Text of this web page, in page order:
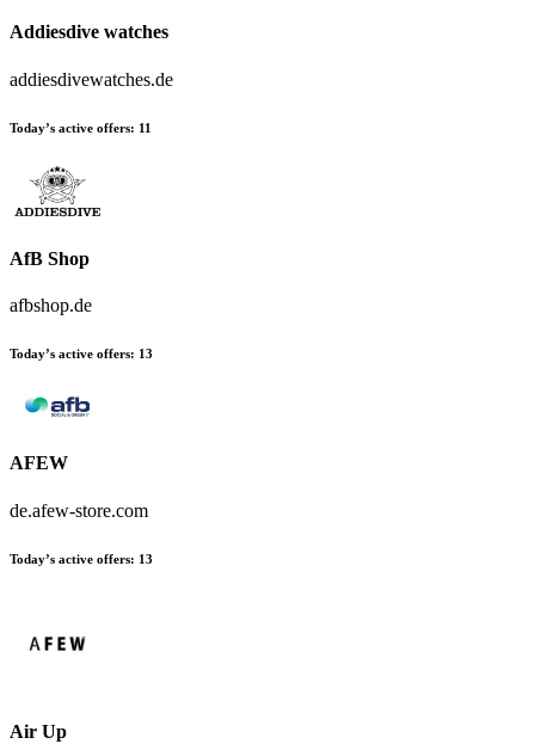
Addiesdive watches
addiesdivewatches.de
Today’s active offers: 11
AfB Shop
afbshop.de
Today’s active offers: 13
AFEW
de.afew-store.com
Today’s active offers: 13
Air Up